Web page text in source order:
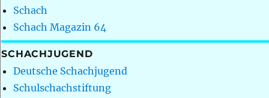
Schach
Schach Magazin 64
SCHACHJUGEND
Deutsche Schachjugend
Schulschachstiftung